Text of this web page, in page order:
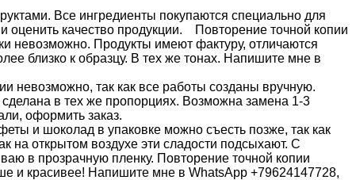
Все ингредиенты покупаются специально для
оценить качество продукции. Повторение точной копии
невозможно. Продукты имеют фактуру, отличаются
близко к образцу. В тех же тонах. Напишите мне в
невозможно, так как все работы созданы вручную.
в тех же пропорциях. Возможна замена 1-3
оформить заказ.
и шоколад в упаковке можно съесть позже, так как
на открытом воздухе эти сладости подсыхают. С
в прозрачную пленку. Повторение точной копии
и красивее! Напишите мне в WhatsApp +79624147728,